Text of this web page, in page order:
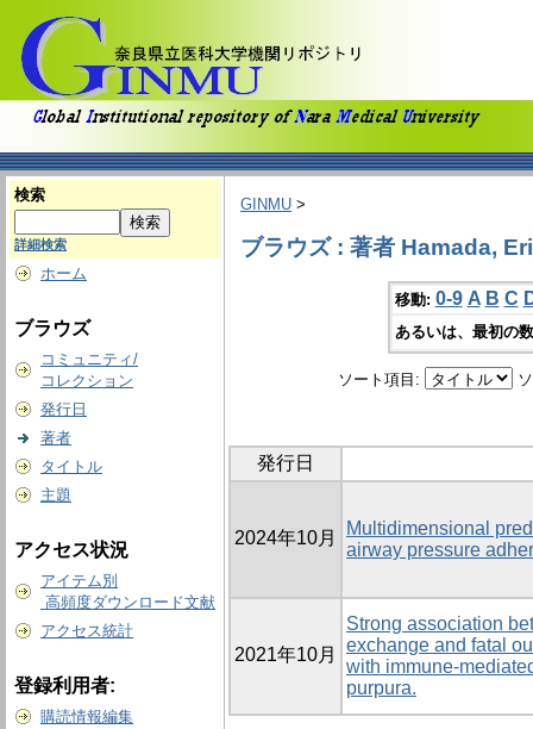
検索
詳細検索
ホーム
ブラウズ
コミュニティ/
コレクション
発行日
著者
タイトル
主題
アクセス状況
アイテム別
高頻度ダウンロード文献
アクセス統計
登録利用者:
購読情報編集
GINMU >
ブラウズ : 著者 Hamada,
移動: 0-9 A B C
あるいは、最初の
ソート項目:
発行日
2024年10月
Multidimensional
airway pressure
2021年10月
Strong association
exchange and fatal
with immune-
purpura.